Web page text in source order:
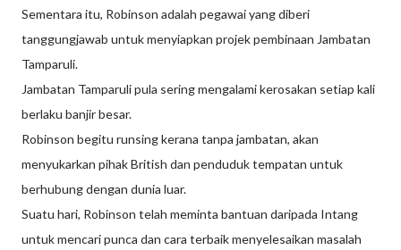
Sementara itu, Robinson adalah pegawai yang diberi
tanggungjawab untuk menyiapkan projek pembinaan Jambatan
Tamparuli.
Jambatan Tamparuli pula sering mengalami kerosakan setiap kali
berlaku banjir besar.
Robinson begitu runsing kerana tanpa jambatan, akan
menyukarkan pihak British dan penduduk tempatan untuk
berhubung dengan dunia luar.
Suatu hari, Robinson telah meminta bantuan daripada Intang
untuk mencari punca dan cara terbaik menyelesaikan masalah